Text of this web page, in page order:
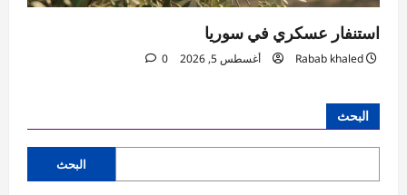
استنفار عسكري في سوريا
Rabab khaled أغسطس 5, 2026 0
البحث
البحث